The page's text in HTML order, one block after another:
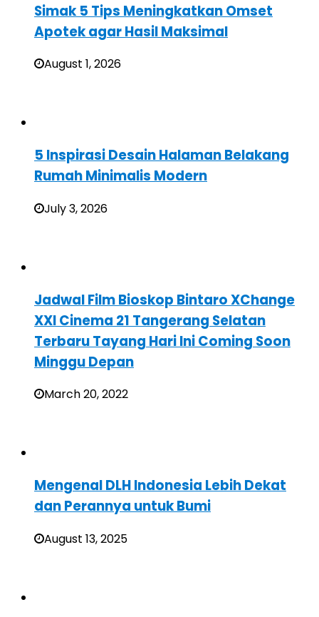
Simak 5 Tips Meningkatkan Omset
Apotek agar Hasil Maksimal
August 1, 2026
5 Inspirasi Desain Halaman Belakang
Rumah Minimalis Modern
July 3, 2026
Jadwal Film Bioskop Bintaro XChange
XXI Cinema 21 Tangerang Selatan
Terbaru Tayang Hari Ini Coming Soon
Minggu Depan
March 20, 2022
Mengenal DLH Indonesia Lebih Dekat
dan Perannya untuk Bumi
August 13, 2025